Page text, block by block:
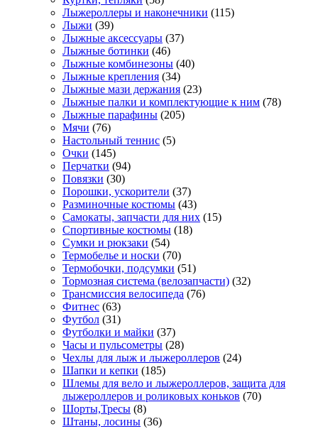
Лыжероллеры и наконечники (115)
Лыжи (39)
Лыжные аксессуары (37)
Лыжные ботинки (46)
Лыжные комбинезоны (40)
Лыжные крепления (34)
Лыжные мази держания (23)
Лыжные палки и комплектующие к ним (78)
Лыжные парафины (205)
Мячи (76)
Настольный теннис (5)
Очки (145)
Перчатки (94)
Повязки (30)
Порошки, ускорители (37)
Разминочные костюмы (43)
Самокаты, запчасти для них (15)
Спортивные костюмы (18)
Сумки и рюкзаки (54)
Термобелье и носки (70)
Термобочки, подсумки (51)
Тормозная система (велозапчасти) (32)
Трансмиссия велосипеда (76)
Фитнес (63)
Футбол (31)
Футболки и майки (37)
Часы и пульсометры (28)
Чехлы для лыж и лыжероллеров (24)
Шапки и кепки (185)
Шлемы для вело и лыжероллеров, защита для
лыжероллеров и роликовых коньков (70)
Шорты,Тресы (8)
Штаны, лосины (36)